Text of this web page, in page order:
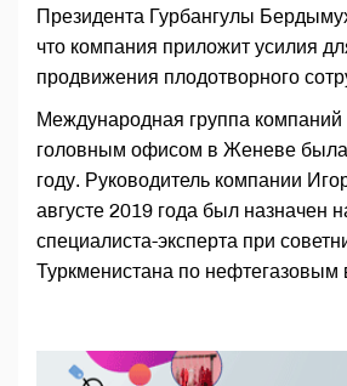
Президента Гурбангулы
что компания приложит усилия
продвижения плодотворного
Международная группа компаний
головным офисом в Женеве была
году. Руководитель компании
августе 2019 года был назначен
специалиста-эксперта при
Туркменистана по нефтегазовым